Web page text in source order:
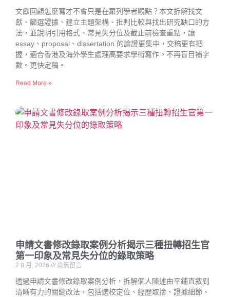
文獻回顧怎麼寫才不會只是在羅列學者觀點？本文拆解找文
獻、篩選證據、建立主題架構、批判比較與找出研究缺口的方
法，並說明引用格式、常見失分位及截止前檢查重點，讓
essay、proposal、dissertation 的論證更集中，交稿更有把
握，適合香港及海外學生處理高要求學術寫作。不再盲目補字
數。更快定稿。
Read More »
申請文書修改錄取案例分析揭示三種扭轉招生官
第一印象及常見失分位的錄取策略
2 8 月, 2026 尚無留言
透過申請文書修改錄取案例分析，拆解個人陳述由平鋪直敘到
清晰有力的關鍵改法，包括選校定位、經歷取捨、證據細節、